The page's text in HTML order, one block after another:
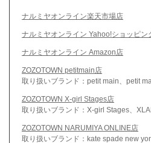
ナルミヤオンライン楽天市場店
ナルミヤオンライン Yahoo!ショッピン
ナルミヤオンライン Amazon店
ZOZOTOWN petitmain店
取り扱いブランド：petit main、petit
ZOZOTOWN X-girl Stages店
取り扱いブランド：X-girl Stages、
ZOZOTOWN NARUMIYA ONLINE店
取り扱いブランド：kate spade new